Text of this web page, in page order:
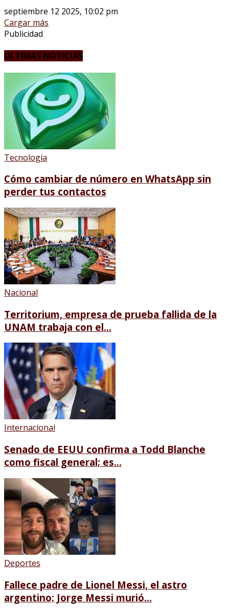
septiembre 12 2025, 10:02 pm
Cargar más
Publicidad
ÚLTIMAS NOTICIAS
Tecnología
Cómo cambiar de número en WhatsApp sin
perder tus contactos
Nacional
Territorium, empresa de prueba fallida de la
UNAM trabaja con el...
Internacional
Senado de EEUU confirma a Todd Blanche
como fiscal general; es...
Deportes
Fallece padre de Lionel Messi, el astro
argentino; Jorge Messi murió...